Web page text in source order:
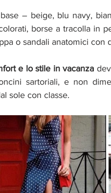
– beige, blu navy,
borse a tracolla in
o sandali anatomici con
e lo stile in vacanza
sartoriali, e non
sole con classe.